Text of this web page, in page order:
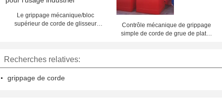
Le grippage mécanique/bloc
supérieur de corde de glisseur
Contrôle mécanique de grippage
simple de corde de grue de plate-
Recherches relatives:
grippage de corde